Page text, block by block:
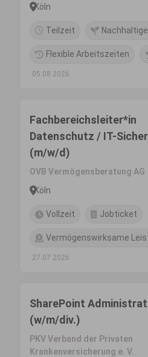
Köln
Teilzeit
Flexible Arbeitszeiten
05.08.2026
Fachbereichsleiter*in
Datenschutz / IT-
(m/w/d)
OVB Vermögensberatung AG
Köln
Vollzeit Jobticket
Vermögenswirksame
27.07.2026
SharePoint
(w/m/div.)
PKV Verband der Privaten
Krankenversicherung e. V.